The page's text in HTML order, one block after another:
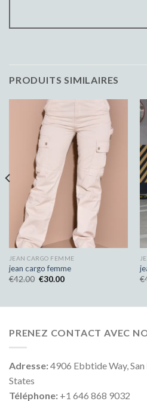
PRODUITS SIMILAIRES
JEAN CARGO FEMME
jean cargo femme
€42.00 €30.00
€
PRENEZ CONTACT AVEC
Adresse:4906 Ebbtide Way,
States
Téléphone: +1 646 868 9032